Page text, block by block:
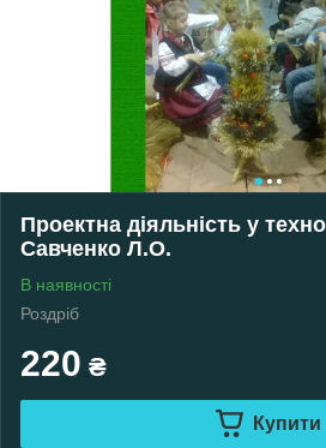
Проектна діяльність у
Савченко Л.О.
В наявності
Роздріб
220 ₴
Купити